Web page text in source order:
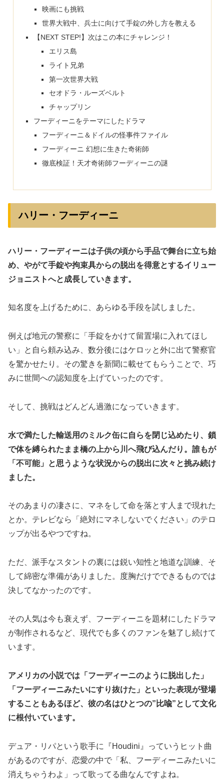
映画にも挑戦
世界大戦中、兵士に向けて手錠の外し方を教える
【NEXT STEP!】次はこの本にチャレンジ！
エリス島
ライト兄弟
第一次世界大戦
セオドラ・ルーズベルト
チャップリン
フーディーニをテーマにしたドラマ
フーディーニ＆ドイルの怪事件ファイル
フーディーニ 幻想に生きた奇術師
徹底検証！天才奇術師フーディーニの謎
ハリー・フーディーニ
ハリー・フーディーニは子供の頃から手品で舞台に立ち始
め、やがて手錠や拘束具からの脱出を得意とするイリュー
ジョニストへと成長していきます。
知名度を上げるために、あらゆる手段を試しました。
例えば地元の警察に「手錠をかけて留置場に入れてほし
い」と自ら頼み込み、数分後にはケロッと外に出て警察官
を驚かせたり。その驚きを新聞に載せてもらうことで、巧
みに世間への認知度を上げていったのです。
そして、挑戦はどんどん過激になっていきます。
水で満たした輸送用のミルク缶に自らを閉じ込めたり、鎖
で体を縛られたまま橋の上から川へ飛び込んだり。誰もが
「不可能」と思うような状況からの脱出に次々と挑み続け
ました。
そのあまりの凄さに、マネをして命を落とす人まで現れた
とか。テレビなら「絶対にマネしないでください」のテロ
ップが出るやつですね。
ただ、派手なスタントの裏には鋭い知性と地道な訓練、そ
して綿密な準備がありました。度胸だけでできるものでは
決してなかったのです。
その人気は今も衰えず、フーディーニを題材にしたドラマ
が制作されるなど、現代でも多くのファンを魅了し続けて
います。
アメリカの小説では「フーディーニのように脱出した」
「フーディーニみたいにすり抜けた」といった表現が登場
することもあるほど、彼の名はひとつの”比喩”として文化
に根付いています。
デュア・リパという歌手に『Houdini』っていうヒット曲
があるのですが、恋愛の中で「私、フーディーニみたいに
消えちゃうわよ」って歌ってる曲なんですよね。